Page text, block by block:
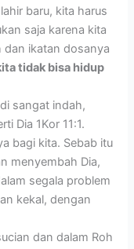
baru, kita harus
saja karena kita
dan ikatan dosanya
tidak bisa hidup
sangat indah,
Dia 1Kor 11:1.
bagi kita. Sebab itu
menyembah Dia,
segala problem
kekal, dengan
dan dalam Roh